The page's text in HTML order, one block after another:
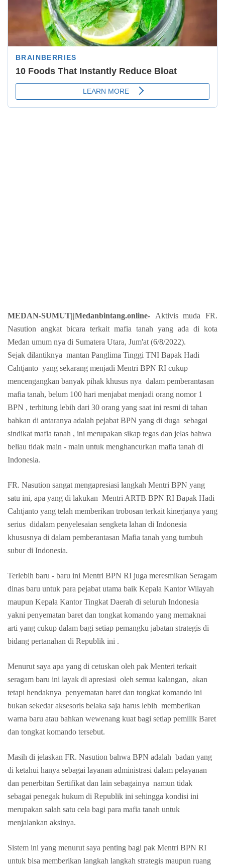
MEDAN-SUMUT||Medanbintang.online- Aktivismuda FR.
Nasution angkat bicara terkait mafia tanah yang ada di kota
Medan umum nya di Sumatera Utara, Jum'at (6/8/2022).
Sejak dilantiknya mantan Panglima Tinggi TNI Bapak Hadi
Cahtjanto yang sekarang menjadi Mentri BPN RI cukup
mencengangkan banyak pihak khusus nya dalam pemberantasan
mafia tanah, belum 100 hari menjabat menjadi orang nomor 1
BPN , terhitung lebih dari 30 orang yang saat ini resmi di tahan
bahkan di antaranya adalah pejabat BPN yang di duga sebagai
sindikat mafia tanah , ini merupakan sikap tegas dan jelas bahwa
beliau tidak main - main untuk menghancurkan mafia tanah di
Indonesia.
FR. Nasution sangat mengapresiasi langkah Mentri BPN yang
satu ini, apa yang di lakukan Mentri ARTB BPN RI Bapak Hadi
Cahtjanto yang telah memberikan trobosan terkait kinerjanya yang
serius didalam penyelesaian sengketa lahan di Indonesia
khususnya di dalam pemberantasan Mafia tanah yang tumbuh
subur di Indonesia.
Terlebih baru - baru ini Mentri BPN RI juga meresmikan Seragam
dinas baru untuk para pejabat utama baik Kepala Kantor Wilayah
maupun Kepala Kantor Tingkat Daerah di seluruh Indonesia
yakni penyematan baret dan tongkat komando yang memaknai
arti yang cukup dalam bagi setiap pemangku jabatan strategis di
bidang pertanahan di Republik ini .
Menurut saya apa yang di cetuskan oleh pak Menteri terkait
seragam baru ini layak di apresiasi oleh semua kalangan, akan
tetapi hendaknya penyematan baret dan tongkat komando ini
bukan sekedar aksesoris belaka saja harus lebih memberikan
warna baru atau bahkan wewenang kuat bagi setiap pemilik Baret
dan tongkat komando tersebut.
Masih di jelaskan FR. Nasution bahwa BPN adalah badan yang
di ketahui hanya sebagai layanan administrasi dalam pelayanan
dan penerbitan Sertifikat dan lain sebagainya namun tidak
sebagai penegak hukum di Republik ini sehingga kondisi ini
merupakan salah satu cela bagi para mafia tanah untuk
menjalankan aksinya.
Sistem ini yang menurut saya penting bagi pak Mentri BPN RI
untuk bisa memberikan langkah langkah strategis maupun ruang